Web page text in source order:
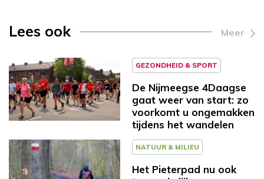
Lees ook Meer
GEZONDHEID & SPORT
De Nijmeegse 4Daagse
gaat weer van start: zo
voorkomt u ongemakken
tijdens het wandelen
NATUUR & MILIEU
Het Pieterpad nu ook